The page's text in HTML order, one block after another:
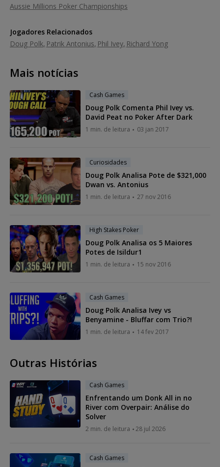
Aussie Millions Poker Championships
Jogadores Relacionados
Doug Polk Patrik Antonius Phil Ivey Richard Yong
Mais notícias
Cash Games
Doug Polk Comenta Phil Ivey vs.
David Peat no Poker After Dark
1 min. de leitura 03 jan 2017
Curiosidades
Doug Polk Analisa Pote de $321,000
Dwan vs. Antonius
1 min. de leitura 27 nov 2016
High Stakes Poker
Doug Polk Analisa os 5 Maiores
Potes de Isildur1
1 min. de leitura 15 nov 2016
Cash Games
Doug Polk Analisa Ivey vs
Benyamine - Bluffar com Trio?!
1 min. de leitura 14 fev 2017
Outras Histórias
Cash Games
Enfrentando um Donk All in no
River com Overpair: Análise do
Solver
2 min. de leitura 28 jul 2026
Cash Games